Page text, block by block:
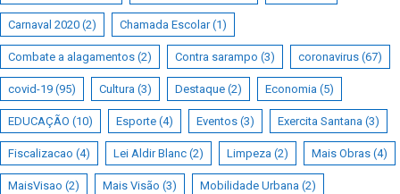
Carnaval 2020 (2) Chamada Escolar(1)
Combate a alagamentos (2) Contra sarampo (3) coronavirus (67)
covid-19 (95) Cultura (3) Destaque (2) Economia (5)
EDUCAÇÃO (10) Esporte (4) Eventos (3) Exercita Santana (3)
Fiscalizacao (4) Lei Aldir Blanc (2) Limpeza (2) Mais Obras (4)
MaisVisao (2) Mais Visão (3) Mobilidade Urbana (2)